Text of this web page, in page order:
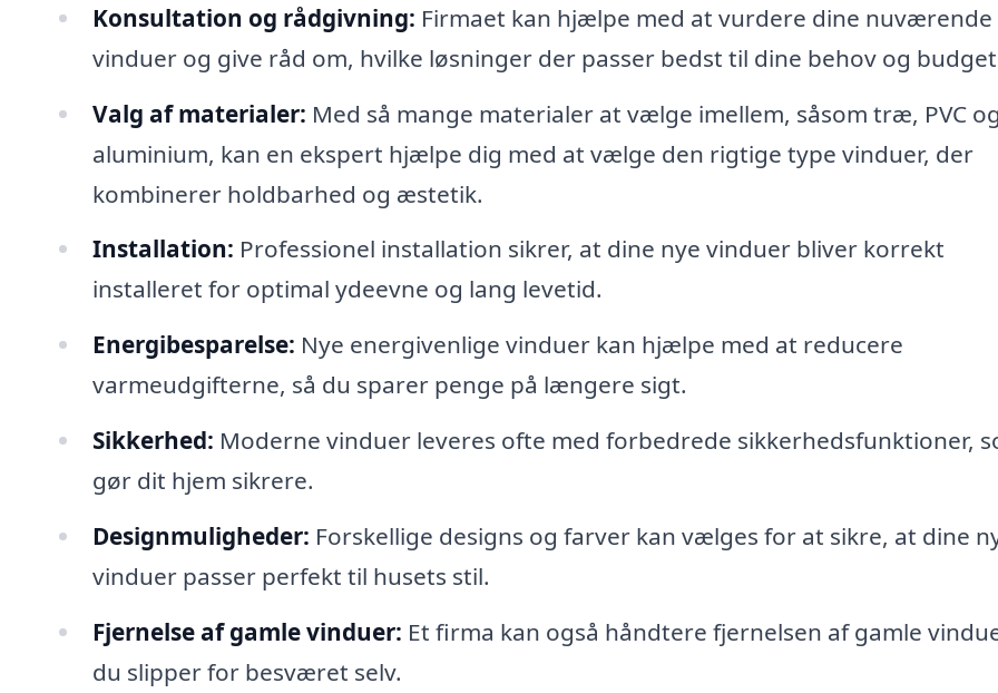
Konsultation og rådgivning: Firmaet kan hjælpe med at vurdere dine nuværende
vinduer og give råd om, hvilke løsninger der passer bedst til dine behov og
Valg af materialer: Med så mange materialer at vælge imellem, såsom træ, PVC
aluminium, kan en ekspert hjælpe dig med at vælge den rigtige type vinduer, der
kombinerer holdbarhed og æstetik.
Installation: Professionel installation sikrer, at dine nye vinduer bliver korrekt
installeret for optimal ydeevne og lang levetid.
Energibesparelse: Nye energivenlige vinduer kan hjælpe med at reducere
varmeudgifterne, så du sparer penge på længere sigt.
Sikkerhed: Moderne vinduer leveres ofte med forbedrede sikkerhedsfunktioner,
gør dit hjem sikrere.
Designmuligheder: Forskellige designs og farver kan vælges for at sikre, at dine
vinduer passer perfekt til husets stil.
Fjernelse af gamle vinduer: Et firma kan også håndtere fjernelsen af gamle
du slipper for besværet selv.